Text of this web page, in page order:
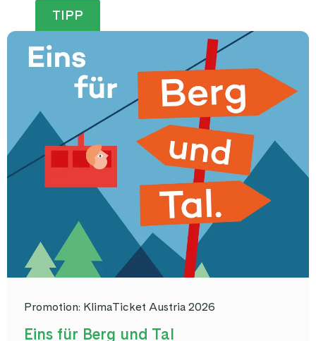
TIPP
Promotion: KlimaTicket Austria 2026
Eins für Berg und Tal